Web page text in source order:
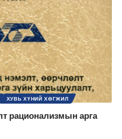
ХУВЬ ХҮНИЙ ХӨГЖИЛ
рационализмын арга